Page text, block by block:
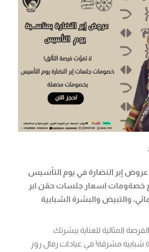
إبر النضارة في يوم التأسيس
خصةومات اسعار جلسات حقن ابر
والتبيض والبشرة الشبابية
المثالية للعناية ببشرتك
شبابية مشرقة! في عيادات رفال روز